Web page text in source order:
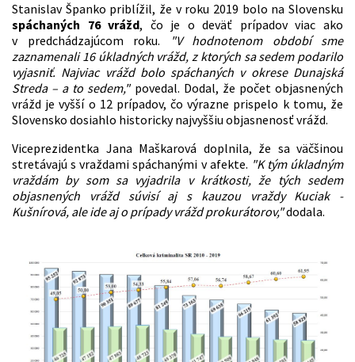
Stanislav Španko priblížil, že v roku 2019 bolo na Slovensku
spáchaných 76 vrážd, čo je o deväť prípadov viac ako
v predchádzajúcom roku.
"V hodnotenom období sme
zaznamenali 16 úkladných vrážd, z ktorých sa sedem podarilo
vyjasniť. Najviac vrážd bolo spáchaných v okrese Dunajská
Streda – a to sedem,"povedal. Dodal, že počet objasnených
vrážd je vyšší o 12 prípadov, čo výrazne prispelo k tomu, že
Slovensko dosiahlo historicky najvyššiu objasnenosť vrážd.
Viceprezidentka Jana Maškarová doplnila, že sa väčšinou
stretávajú s vraždami spáchanými v afekte. "K tým úkladným
vraždám by som sa vyjadrila v krátkosti, že tých sedem
objasnených vrážd súvisí aj s kauzou vraždy Kuciak -
Kušnírová, ale ide aj o prípady vrážd prokurátorov,"dodala.